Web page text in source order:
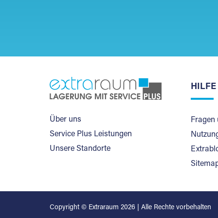
Über uns
Service Plus Leistungen
Unsere Standorte
Copyright © Extraraum 2026 | Alle Rechte vorbehalten